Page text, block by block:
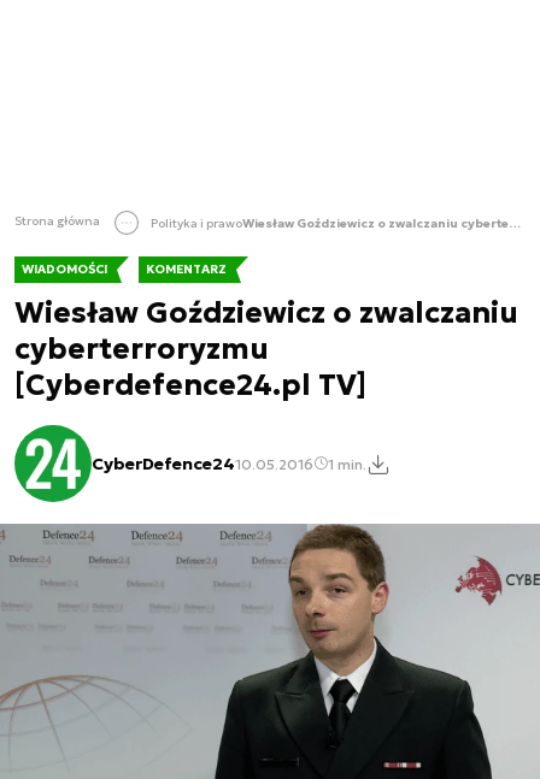
Strona główna Polityka i prawo Wiesław Goździewicz o zwalczaniu cyberterroryzmu [Cyberdefence24.pl TV]
WIADOMOŚCI KOMENTARZ
Wiesław Goździewicz o zwalczaniu
cyberterroryzmu
[Cyberdefence24.pl TV]
CyberDefence2410.05.2016 1 min.